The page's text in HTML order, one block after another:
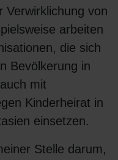
Verwirklichung von
arbeiten
die sich
Bevölkerung in
mit
Kinderheirat in
einsetzen.
Stelle darum,